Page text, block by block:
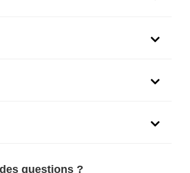
and performance. From
questions ?